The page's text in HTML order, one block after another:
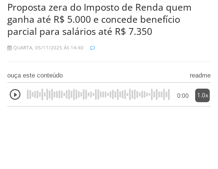
Proposta zera do Imposto de Renda quem
ganha até R$ 5.000 e concede benefício
parcial para salários até R$ 7.350
QUARTA, 05/11/2025 ÀS 14:40
ouça este conteúdo readme
0:00 1.0x